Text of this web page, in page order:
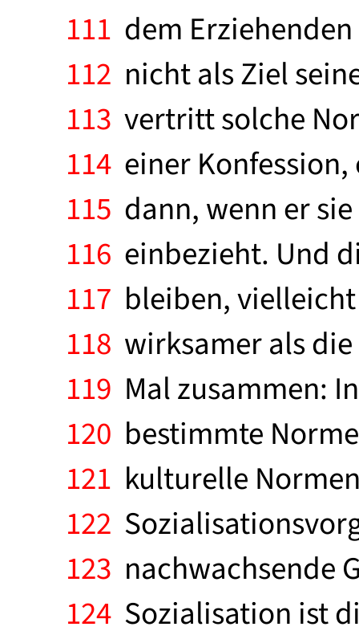
111 dem
112 nicht als Ziel
113 vertritt solche
114 einer
115 dann, wenn er
116 einbezieht. Und
117 bleiben,
118 wirksamer als
119 Mal zusammen:
120 bestimmte
121 kulturelle
122
123 nachwachsende
124 Sozialisation ist